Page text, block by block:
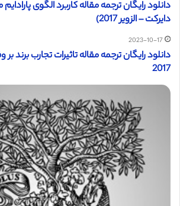
دانلود رایگان ترجمه مقاله کاربرد الگوی
دایرکت – الزویر 2017)
2023-10-17
دانلود رایگان ترجمه مقاله تاثیرات تجارب برند بر
2017